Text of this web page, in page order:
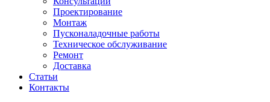
Проектирование
Монтаж
Пусконаладочные работы
Техническое обслуживание
Ремонт
Доставка
Статьи
Контакты